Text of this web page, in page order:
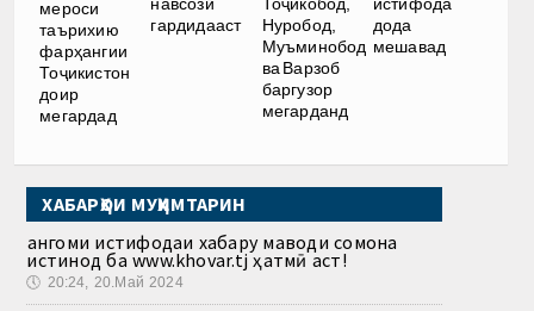
мероси
таърихию
фарҳангии
Тоҷикистон
доир
мегардад
навсозӣ
гардидааст
Тоҷикобод,
Нуробод,
Муъминобод
ва Варзоб
баргузор
мегарданд
истифода
дода
мешавад
ХАБАРҲОИ МУҲИМТАРИН
Ҳангоми истифодаи хабару маводи сомона
истинод ба www.khovar.tj ҳатмӣ аст!
🕔 20:24, 20.Май 2024